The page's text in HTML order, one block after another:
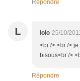
Répondre
L lolo 25/10/
<br /> <br />
bisous<br />
Répondre